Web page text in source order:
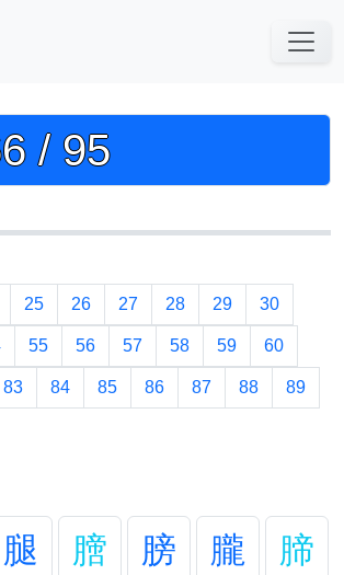
/ 95
25 26 27 28 29 30
55 56 57 58 59 60
83 84 85 86 87 88 89
腿 膪 膀 朧
腣